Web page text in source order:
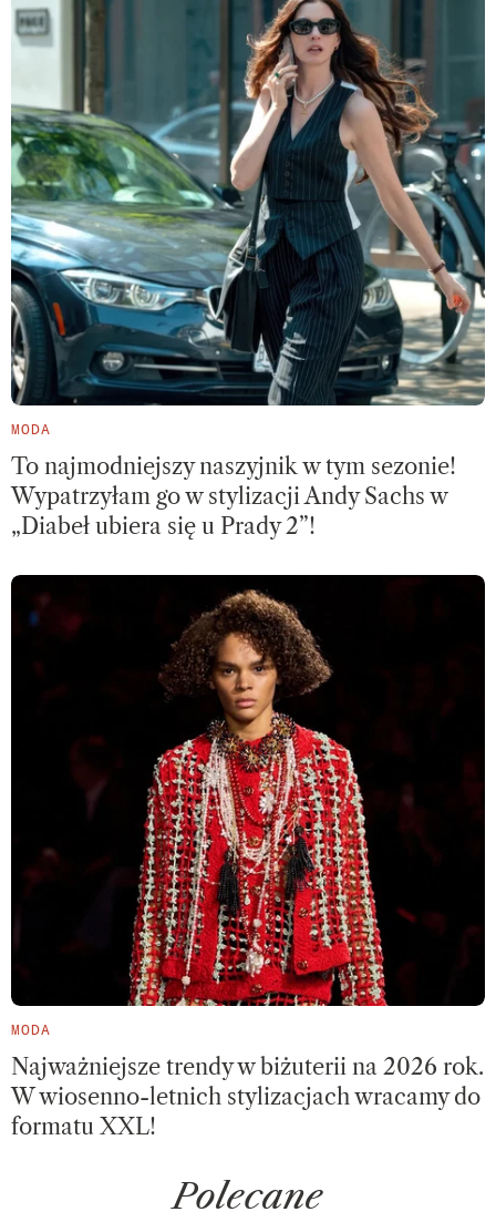
MODA
To najmodniejszy naszyjnik w tym sezonie!
Wypatrzyłam go w stylizacji Andy Sachs w
„Diabeł ubiera się u Prady 2”!
MODA
Najważniejsze trendy w biżuterii na 2026 rok.
W wiosenno-letnich stylizacjach wracamy do
formatu XXL!
Polecane